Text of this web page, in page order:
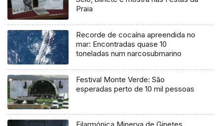
Praia
Recorde de cocaína apreendida no
mar: Encontradas quase 10
toneladas num narcosubmarino
Festival Monte Verde: São
esperadas perto de 10 mil pessoas